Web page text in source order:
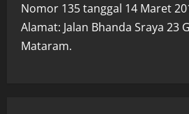
Nomor 135 tanggal 14 Maret
Alamat: Jalan Bhanda Sraya 23
Mataram.